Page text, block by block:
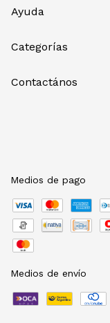
Ayuda
Categorías
Contactános
Medios de pago
Medios de envío